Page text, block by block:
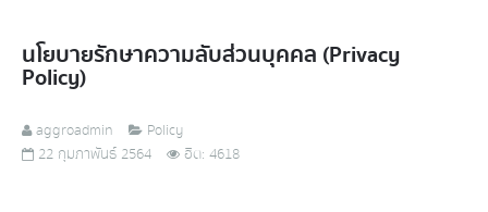
นโยบายรักษาความลับส่วนบุคคล (Privacy
Policy)
aggroadmin
Policy
22 กุมภาพันธ์ 2564
ฮิต: 4618